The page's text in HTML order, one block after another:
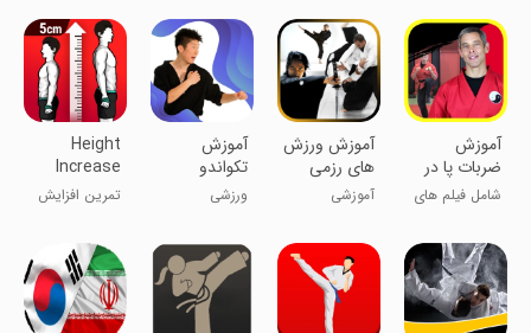
آموزش
ضربات پا در
ورزش های
شامل فیلم های
آموزش ورزش
های رزمی
آموزشی
آموزش
تکواندو
ورزشی
Height
Increase
Workout
تمرین افزایش